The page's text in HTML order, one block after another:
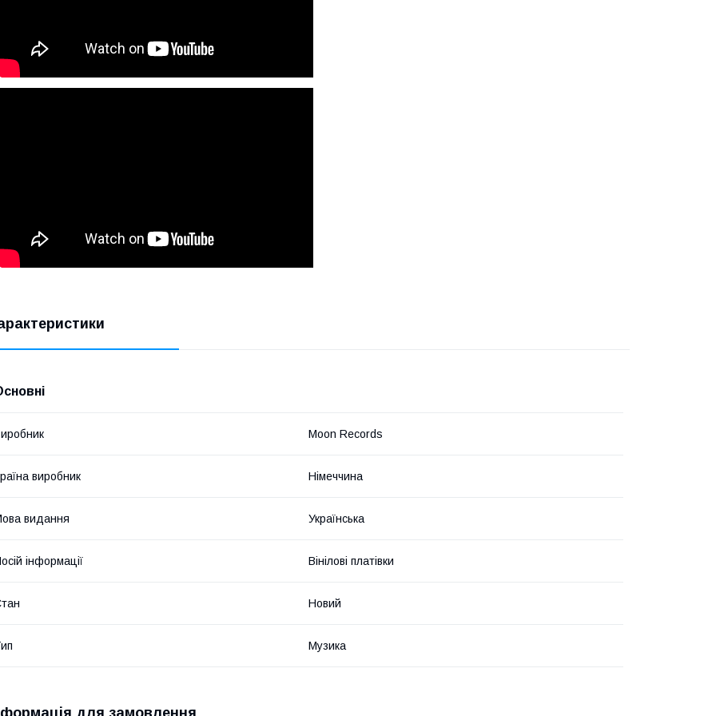
Moon Records
виробник Німеччина
видання Українська
інформації Вінілові платівки
Новий
Музика
для замовлення